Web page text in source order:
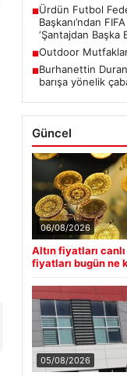
■Ürdün Futbol
Başkanı’ndan
‘Şantajdan Başka
■Outdoor Mutfaklar
■Burhanettin Duran:
barışa yönelik
Güncel
06/08/2026
Altın fiyatları
fiyatları bugün ne
05/08/2026